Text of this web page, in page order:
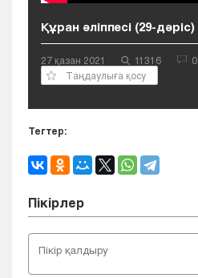
Құран әліппесі (29-дәріс)
27 қазан 2021 11316
0
Таңдаулыға қосу
Тегтер:
Пікірлер